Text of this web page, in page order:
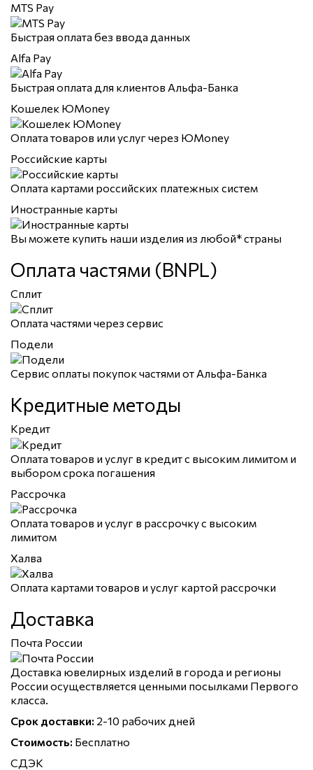
MTS Pay
Быстрая оплата без ввода данных
Alfa Pay
Быстрая оплата для клиентов Альфа-Банка
Кошелек ЮMoney
Оплата товаров или услуг через ЮMoney
Российские карты
Оплата картами российских платежных систем
Иностранные карты
Вы можете купить наши изделия из любой* страны
Оплата частями (BNPL)
Сплит
Оплата частями через сервис
Подели
Сервис оплаты покупок частями от Альфа-Банка
Кредитные методы
Кредит
Оплата товаров и услуг в кредит с высоким лимитом и
выбором срока погашения
Рассрочка
Оплата товаров и услуг в рассрочку с высоким
лимитом
Халва
Оплата картами товаров и услуг картой рассрочки
Доставка
Почта России
Доставка ювелирных изделий в города и регионы
России осуществляется ценными посылками Первого
класса.
Срок доставки: 2-10 рабочих дней
Стоимость: Бесплатно
СДЭК